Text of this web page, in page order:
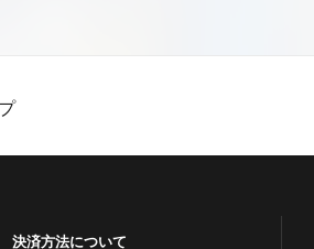
決済方法について